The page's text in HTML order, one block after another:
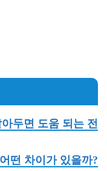
두면 도움 되는 전
떤 차이가 있을까?